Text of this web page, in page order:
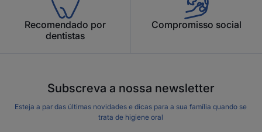
Recomendado por
dentistas
Compromisso social
Subscreva a nossa newsletter
Esteja a par das últimas novidades e dicas para a sua família quando se
trata de higiene oral